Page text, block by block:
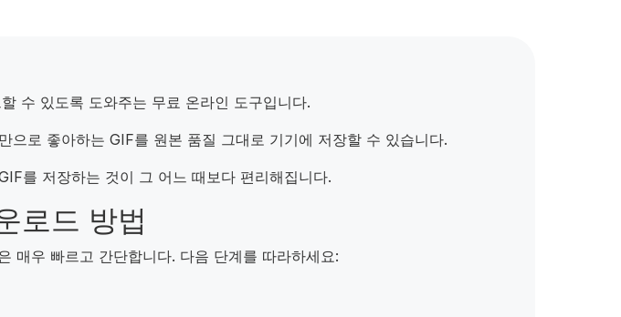
수 있도록 도와주는 무료 온라인 도구입니다.
로 좋아하는 GIF를 원본 품질 그대로 기기에 저장할 수 있습니다.
를 저장하는 것이 그 어느 때보다 편리해집니다.
로드 방법
매우 빠르고 간단합니다. 다음 단계를 따라하세요: